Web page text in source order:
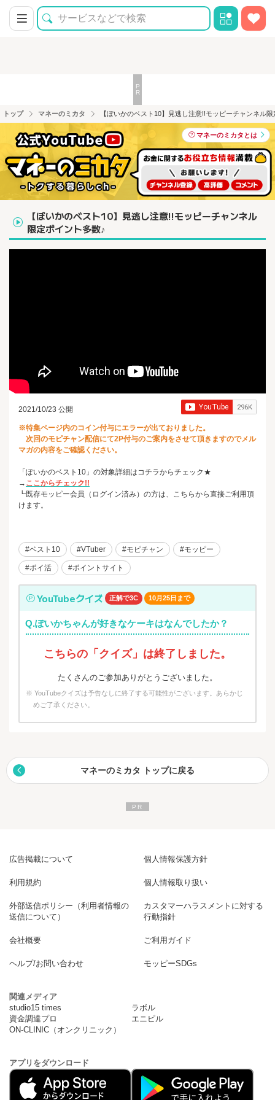
トップ マネーのミカタ 【ぽいかのベスト10】見逃し注意!!モッピーチャンネル
マネーのミカタとは
【ぽいかのベスト10】見逃し注意!!モッピーチャンネル
限定ポイント多数♪
2021/10/23 公開
※特集ページ内のコイン付与にエラーが出ておりました。
次回のモピチャン配信にて2P付与のご案内をさせて頂きますのでメル
マガの内容をご確認ください。
「ぽいかのベスト10」の対象詳細はコチラからチェック★
→ ここからチェック!!
┗既存モッピー会員（ログイン済み）の方は、こちらから直接ご利用頂
けます。
#ベスト10 #VTuber #モピチャン #モッピー
#ポイ活 #ポイントサイト
YouTubeクイズ 正解で3C 10月25日まで
Q.ぽいかちゃんが好きなケーキはなんでしたか？
こちらの「クイズ」は終了しました。
たくさんのご参加ありがとうございました。
※ YouTubeクイズは予告なしに終了する可能性がございます。あらかじ
めご了承ください。
マネーのミカタ トップに戻る
広告掲載について 個人情報保護方針
利用規約 個人情報取り扱い
外部送信ポリシー（利用者情報の
送信について）
カスタマーハラスメントに対する
行動指針
会社概要 ご利用ガイド
ヘルプ/お問い合わせ モッピーSDGs
関連メディア
studio15 times
ラボル
資金調達プロ
エニピル
ON-CLINIC（オンクリニック）
アプリをダウンロード